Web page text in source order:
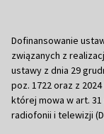
Dofinansowanie
związanych z
ustawy z dnia 29
poz. 1722 oraz z
której mowa w art. 31
radiofonii i telewizji